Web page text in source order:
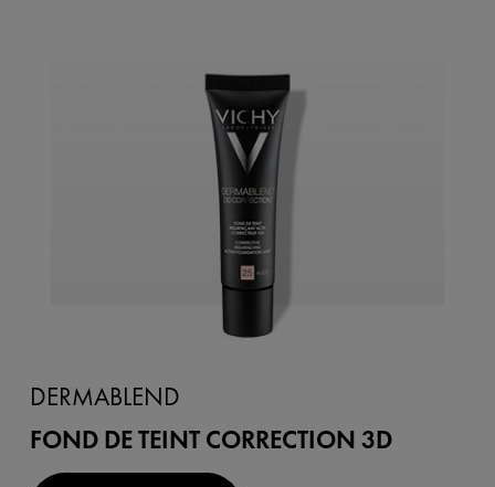
DERMABLEND
FOND DE TEINT CORRECTION 3D